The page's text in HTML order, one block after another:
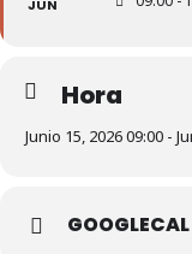
JUN
Hora
Junio 15, 2026 09:00 -
GOOGLECAL